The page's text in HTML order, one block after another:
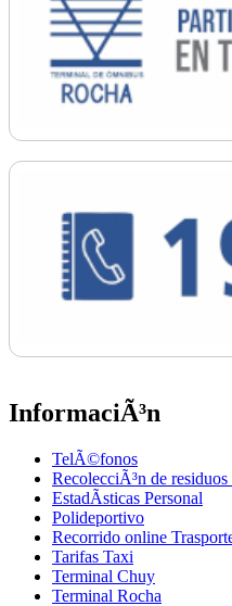
InformaciÃ³n
TelÃ©fonos
RecolecciÃ³n de
EstadÃ­sticas Personal
Polideportivo
Recorrido online
Tarifas Taxi
Terminal Chuy
Terminal Rocha